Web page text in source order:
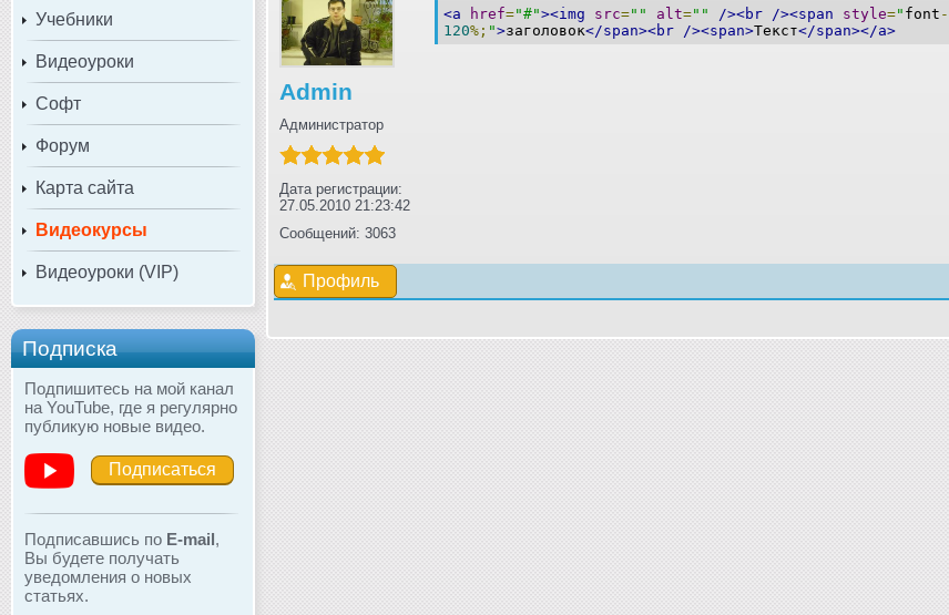
Учебники
Видеоуроки
Софт
Форум
Карта сайта
Видеокурсы
Видеоуроки (VIP)
Подписка
Подпишитесь на мой канал
на YouTube, где я регулярно
публикую новые видео.
Подписаться
Подписавшись по E-mail,
Вы будете получать
уведомления о новых
статьях.
Admin
Администратор
Дата регистрации:
27.05.2010 21:23:42
Сообщений: 3063
<a href="#"><img src="" alt="" /><br /><span style=" font -
120%; ">заголовок</span><br /><span>Текст</span></a>
Профиль